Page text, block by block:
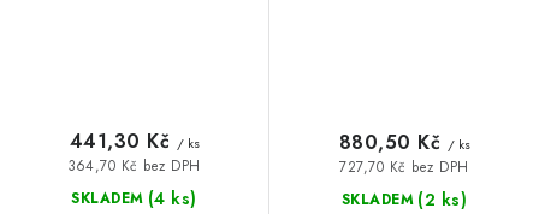
SKLADEM (4 ks)
364,70 Kč bez DPH
441,30 Kč / ks
SKLADEM (2 ks)
727,70 Kč bez DPH
880,50 Kč / ks